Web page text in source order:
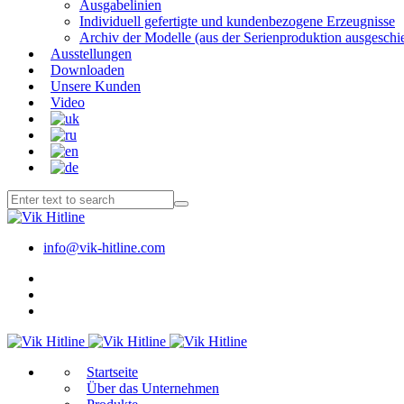
Ausgabelinien
Individuell gefertigte und kundenbezogene Erzeugnisse
Archiv der Modelle (aus der Serienproduktion
Ausstellungen
Downloaden
Unsere Kunden
Video
info@vik-hitline.com
Start­sei­te
Über das Unternehmen